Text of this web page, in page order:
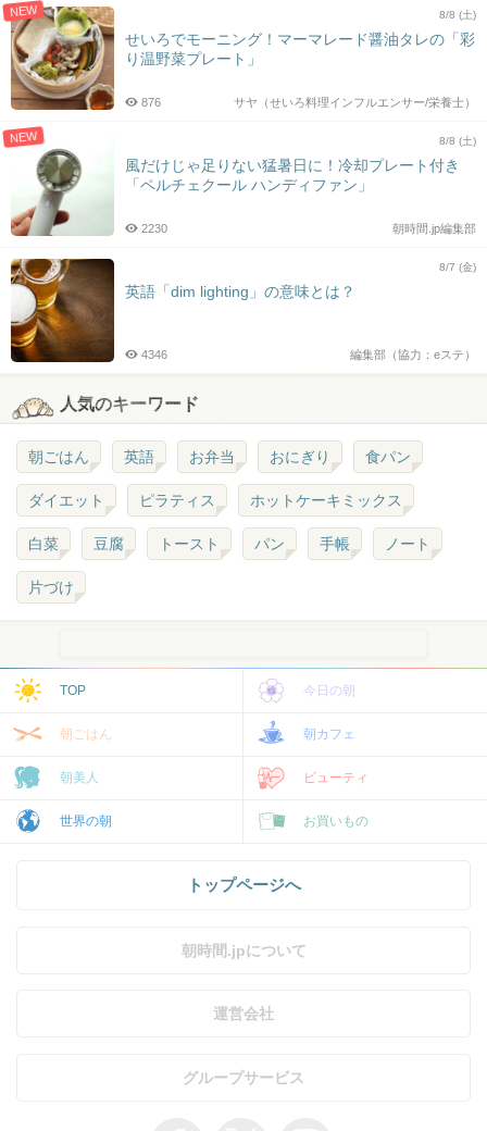
NEW 8/8 (土)
せいろでモーニング！マーマレード醤油タレの「彩
り温野菜プレート」
サヤ（せいろ料理インフルエンサー/栄養士）
876
NEW 8/8 (土)
風だけじゃ足りない猛暑日に！冷却プレート付き
「ペルチェクール ハンディファン」
朝時間.jp編集部
2230
8/7 (金)
英語「dim lighting」の意味とは？
編集部（協力：eステ）
4346
人気のキーワード
朝ごはん 英語 お弁当 おにぎり 食パン
ダイエット ピラティス ホットケーキミックス
白菜 豆腐 トースト パン 手帳 ノート
片づけ
TOP 今日の朝
朝ごはん 朝カフェ
朝美人 ビューティ
世界の朝 お買いもの
トップページへ
朝時間.jpについて
運営会社
グループサービス